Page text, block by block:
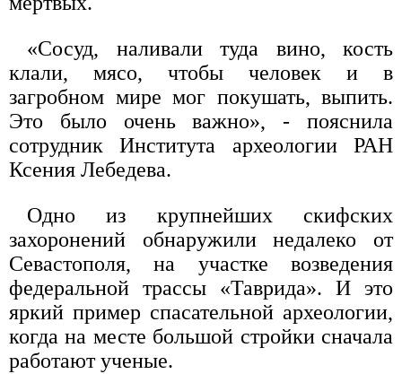
«Сосуд, наливали туда вино, кость
клали, мясо, чтобы человек и в
загробном мире мог покушать, выпить.
Это было очень важно», - пояснила
сотрудник Института археологии РАН
Ксения Лебедева.
Одно из крупнейших скифских
захоронений обнаружили недалеко от
Севастополя, на участке возведения
федеральной трассы «Таврида». И это
яркий пример спасательной археологии,
когда на месте большой стройки сначала
работают ученые.